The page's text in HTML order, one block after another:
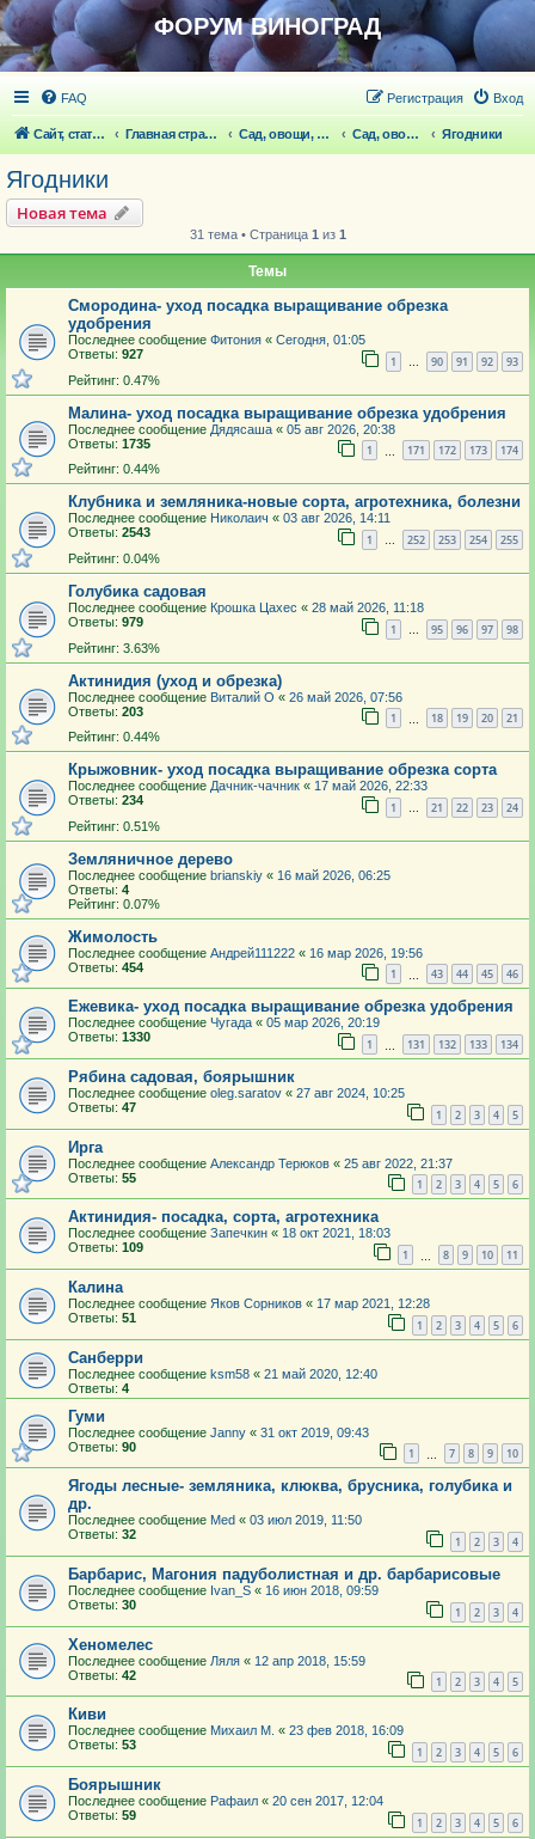
ФОРУМ ВИНОГРАД
FAQ Вход
Регистрация
Сайт, статьи Главная страница Сад, овощи, ягодники, цветы, беседка Сад, овощи, ягодники, цветы Ягодники
Ягодники
Новая тема
31 тема • Страница 1 из 1
Темы
Смородина- уход посадка выращивание обрезка
удобрения
Последнее сообщение Фитония « Сегодня, 01:05
Ответы: 927 1 … 90 91 92 93
Рейтинг: 0.47%
Малина- уход посадка выращивание обрезка удобрения
Последнее сообщение Дядясаша « 05 авг 2026, 20:38
Ответы: 1735 1 171 172 173 174
Рейтинг: 0.44%
Клубника и земляника-новые сорта, агротехника, болезни
Последнее сообщение Николаич « 03 авг 2026, 14:11
Ответы: 2543 1 … 252 253 254 255
Рейтинг: 0.04%
Голубика садовая
Последнее сообщение Крошка Цахес « 28 май 2026, 11:18
Ответы: 979 1 … 95 96 97 98
Рейтинг: 3.63%
Актинидия (уход и обрезка)
Последнее сообщение Виталий О « 26 май 2026, 07:56
Ответы: 203 1 18 19 20 21
Рейтинг: 0.44%
Крыжовник- уход посадка выращивание обрезка сорта
Последнее сообщение Дачник-чачник « 17 май 2026, 22:33
Ответы: 234 1 … 21 22 23 24
Рейтинг: 0.51%
Земляничное дерево
Последнее сообщение brianskiy « 16 май 2026, 06:25
Ответы: 4
Рейтинг: 0.07%
Жимолость
Последнее сообщение Андрей111222 « 16 мар 2026, 19:56
Ответы: 454 1 43 44 45 46
Ежевика- уход посадка выращивание обрезка удобрения
Последнее сообщение Чугада « 05 мар 2026, 20:19
Ответы: 1330 1 131 132 133 134
Рябина садовая, боярышник
Последнее сообщение oleg.saratov « 27 авг 2024, 10:25
Ответы: 47 1 2 3 4 5
Ирга
Последнее сообщение Александр Терюков « 25 авг 2022, 21:37
Ответы: 55 1 2 3 4 5 6
Актинидия- посадка, сорта, агротехника
Последнее сообщение Запечкин « 18 окт 2021, 18:03
Ответы: 109 1 8 9 10 11
Калина
Последнее сообщение Яков Сорников « 17 мар 2021, 12:28
Ответы: 51 1 2 3 4 5 6
Санберри
Последнее сообщение ksm58 « 21 май 2020, 12:40
Ответы: 4
Гуми
Последнее сообщение Janny « 31 окт 2019, 09:43
Ответы: 90 1 7 8 9 10
Ягоды лесные- земляника, клюква, брусника, голубика и
др.
Последнее сообщение Med « 03 июл 2019, 11:50
Ответы: 32 1 2 3 4
Барбарис, Магония падуболистная и др. барбарисовые
Последнее сообщение Ivan_S « 16 июн 2018, 09:59
Ответы: 30 1 2 3 4
Хеномелес
Последнее сообщение Ляля « 12 апр 2018, 15:59
Ответы: 42 1 2 3 4 5
Киви
Последнее сообщение Михаил М. « 23 фев 2018, 16:09
Ответы: 53 1 2 3 4 5 6
Боярышник
Последнее сообщение Рафаил « 20 сен 2017, 12:04
Ответы: 59 1 2 3 4 5 6